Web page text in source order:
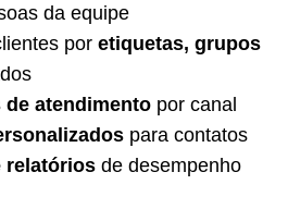
da equipe
por etiquetas, grupos
de atendimento por canal
para contatos
relatórios de desempenho